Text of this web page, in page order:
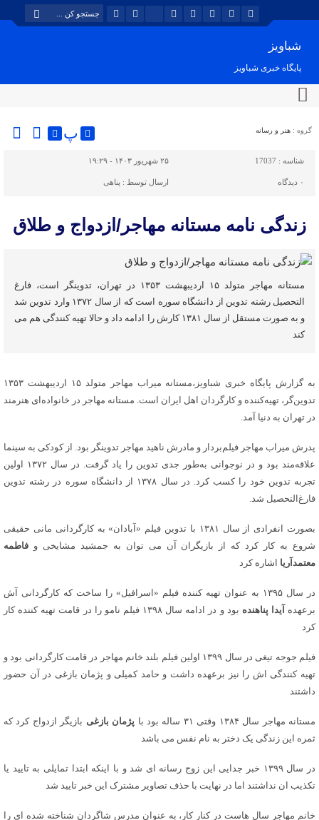
شباویز
پایگاه خبری شباویز
گروه : هنر و رسانه پ
شناسه : 17037 ۲۵ شهریور ۱۴۰۳ - ۱۹:۲۹
۰ دیدگاه ارسال توسط : پناهی
زندگی نامه مستانه مهاجر/ازدواج و طلاق
مستانه مهاجر متولد ۱۵ اردیبهشت ۱۳۵۳ در تهران، تدوینگر است، فارغ
التحصیل رشته تدوین از دانشگاه سوره است که از سال ۱۳۷۲ وارد تدوین شد
و به صورت مستقل از سال ۱۳۸۱ کارش را ادامه داد و حالا تهیه کنندگی هم می
کند
به گزارش پایگاه خبری شباویز،مستانه میراب مهاجر متولد ۱۵ اردیبهشت ۱۳۵۳
تدوین‌گر، تهیه‌کننده و کارگردان اهل ایران است. مستانه مهاجر در خانواده‌ای هنرمند
در تهران به دنیا آمد.
پدرش میراب مهاجر فیلم‌بردار و مادرش ناهید مهاجر تدوینگر بود. از کودکی به سینما
علاقه‌مند بود و در نوجوانی به‌طور جدی تدوین را یاد گرفت. در سال ۱۳۷۲ اولین
تجربه تدوین خود را کسب کرد. در سال ۱۳۷۸ از دانشگاه سوره در رشته تدوین
فارغ‌التحصیل شد.
بصورت انفرادی از سال ۱۳۸۱ با تدوین فیلم «آبادان» به کارگردانی مانی حقیقی
شروع به کار کرد که از بازیگران آن می توان به جمشید مشایخی و فاطمه
معتمدآریا اشاره کرد
در سال ۱۳۹۵ به عنوان تهیه کننده فیلم «اسرافیل» را ساخت که کارگردانی آش
برعهده
آیدا پناهنده
بود و در ادامه سال ۱۳۹۸ فیلم نامو را در قامت تهیه کننده کار
کرد
فیلم جوجه تیغی در سال ۱۳۹۹ اولین فیلم بلند خانم مهاجر در قامت کارگردانی بود و
تهیه کنندگی اش را نیز برعهده داشت و حامد کمیلی و پژمان بازغی در آن حضور
داشتند
مستانه مهاجر سال ۱۳۸۴ وقتی ۳۱ ساله بود با پژمان بازغی بازیگر ازدواج کرد که
ثمره این زندگی یک دختر به نام نفس می باشد
در سال ۱۳۹۹ خبر جدایی این زوج رسانه ای شد و با اینکه ابتدا تمایلی به تایید یا
تکذیب ان نداشتند اما در نهایت با حذف تصاویر مشترک این خبر تایید شد
خانم مهاجر سال هاست در کنار کار، به عنوان مدرس شاگردان شناخته شده ای را